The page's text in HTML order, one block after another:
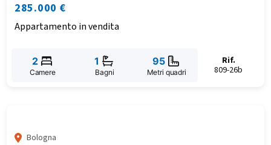
285.000 €
Appartamento in vendita
2
Camere
1
Bagni
95
Metri quadri
Rif.
809-26b
Bologna